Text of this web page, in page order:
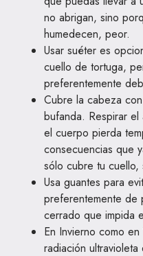
no abrigan, sino
humedecen, peor.
Usar suéter es
cuello de tortuga,
preferentemente
Cubre la cabeza
bufanda. Respirar
el cuerpo pierda
consecuencias que
sólo cubre tu cuello,
Usa guantes para
preferentemente de
cerrado que impida
En Invierno como
radiación